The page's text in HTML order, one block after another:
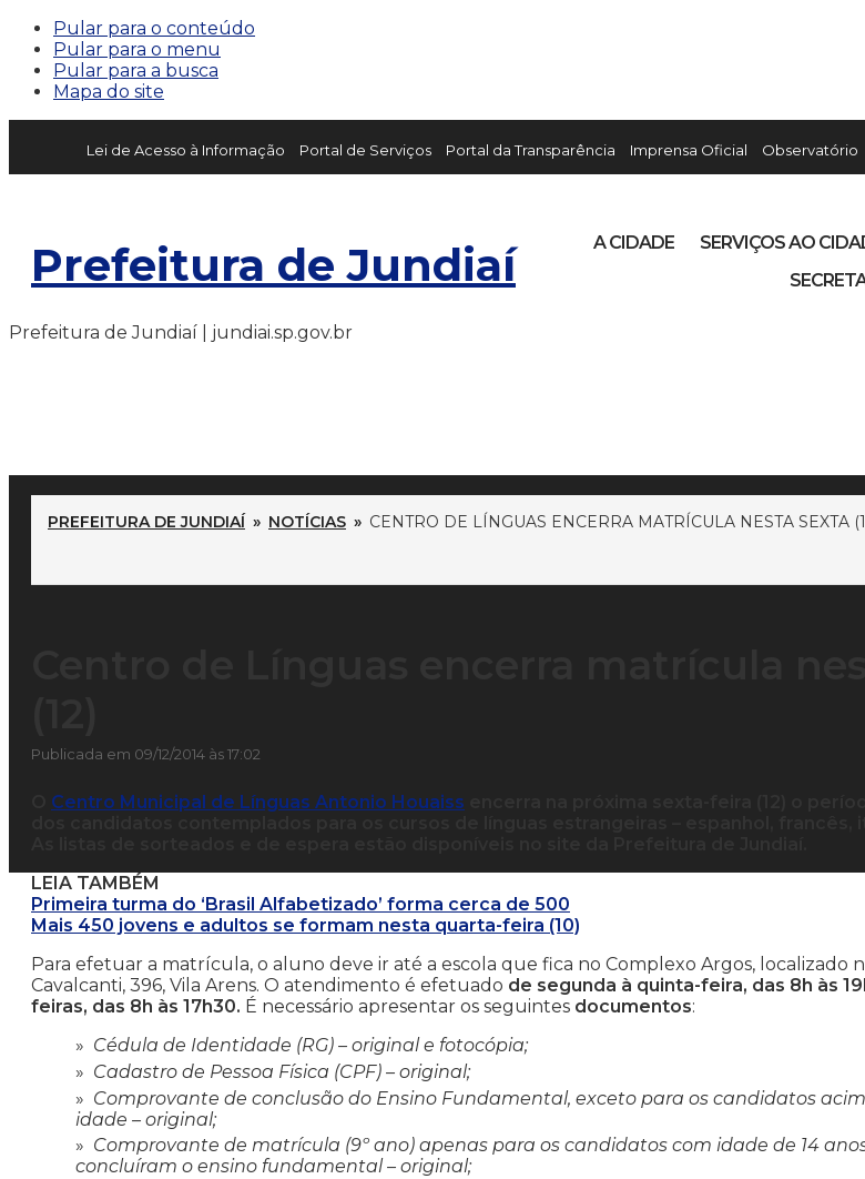
Pular para o conteúdo
Pular para o menu
Pular para a busca
Mapa do site
Lei de Acesso à Informação Portal de Serviços Portal da Transparência Imprensa Oficial Observatório
Prefeitura de Jundiaí A CIDADE SERVIÇOS AO
Prefeitura de Jundiaí | jundiai.sp.gov.br
PREFEITURA DE JUNDIAÍ » NOTÍCIAS » CENTRO DE LÍNGUAS ENCERRA MATRÍCULA NESTA SEXTA
Publicada em 09/12/2014 às 17:02
Centro Municipal de Línguas Antonio Houaiss
LEIA TAMBÉM
Primeira turma do ‘Brasil Alfabetizado’ forma cerca de 500
Mais 450 jovens e adultos se formam nesta quarta-feira (10)
Para efetuar a matrícula, o aluno deve ir até a escola que fica no Complexo Argos, localizado
Cavalcanti, 396, Vila Arens. O atendimento é efetuado de segunda à quinta-feira, das 8h às
feiras, das 8h às 17h30. É necessário apresentar os seguintes documentos:
Cédula de Identidade (RG) – original e fotocópia;
Cadastro de Pessoa Física (CPF) – original;
Comprovante de conclusão do Ensino Fundamental, exceto para os candidatos
idade – original;
Comprovante de matrícula (9º ano) apenas para os candidatos com idade de 14
concluíram o ensino fundamental – original;